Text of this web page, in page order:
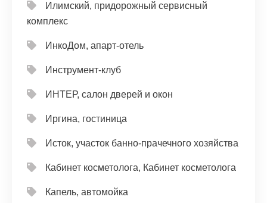
Илимский, придорожный сервисный
комплекс
ИнкоДом, апарт-отель
Инструмент-клуб
ИНТЕР, салон дверей и окон
Иргина, гостиница
Исток, участок банно-прачечного хозяйства
Кабинет косметолога, Кабинет косметолога
Капель, автомойка